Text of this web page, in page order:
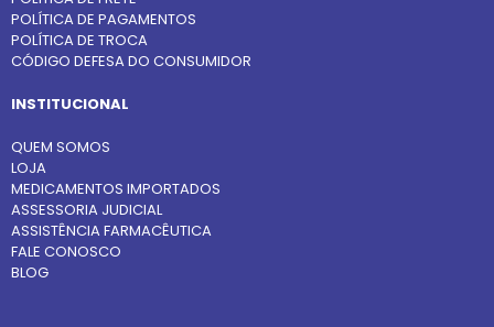
POLÍTICA DE PAGAMENTOS
POLÍTICA DE TROCA
CÓDIGO DEFESA DO CONSUMIDOR
INSTITUCIONAL
QUEM SOMOS
LOJA
MEDICAMENTOS IMPORTADOS
ASSESSORIA JUDICIAL
ASSISTÊNCIA FARMACÊUTICA
FALE CONOSCO
BLOG